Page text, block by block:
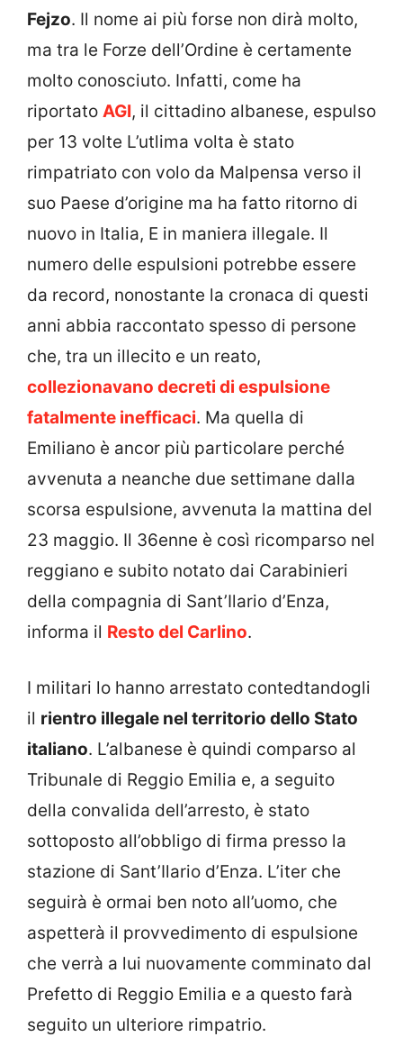
Fejzo. Il nome ai più forse non dirà molto,
ma tra le Forze dell’Ordine è certamente
molto conosciuto. Infatti, come ha
riportato AGI, il cittadino albanese, espulso
per 13 volte L’utlima volta è stato
rimpatriato con volo da Malpensa verso il
suo Paese d’origine ma ha fatto ritorno di
nuovo in Italia, E in maniera illegale. Il
numero delle espulsioni potrebbe essere
da record, nonostante la cronaca di questi
anni abbia raccontato spesso di persone
che, tra un illecito e un reato,
collezionavano decreti di espulsione
fatalmente inefficaci. Ma quella di
Emiliano è ancor più particolare perché
avvenuta a neanche due settimane dalla
scorsa espulsione, avvenuta la mattina del
23 maggio. Il 36enne è così ricomparso nel
reggiano e subito notato dai Carabinieri
della compagnia di Sant’Ilario d’Enza,
informa il Resto del Carlino.
I militari lo hanno arrestato contedtandogli
il rientro illegale nel territorio dello Stato
italiano. L’albanese è quindi comparso al
Tribunale di Reggio Emilia e, a seguito
della convalida dell’arresto, è stato
sottoposto all’obbligo di firma presso la
stazione di Sant’Ilario d’Enza. L’iter che
seguirà è ormai ben noto all’uomo, che
aspetterà il provvedimento di espulsione
che verrà a lui nuovamente comminato dal
Prefetto di Reggio Emilia e a questo farà
seguito un ulteriore rimpatrio.